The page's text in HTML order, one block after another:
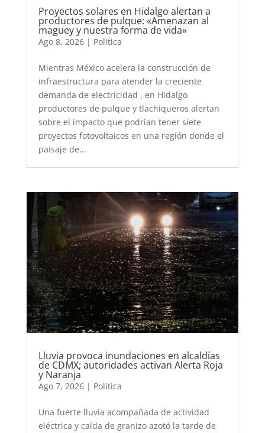
Proyectos solares en Hidalgo alertan a
productores de pulque: «Amenazan al
maguey y nuestra forma de vida»
Ago 8, 2026| Politica
Mientras México acelera la construcción de
infraestructura para atender la creciente
demanda de electricidad , en Hidalgo
productores de pulque y tlachiqueros alertan
sobre el impacto que podrían tener siete
proyectos fotovoltaicos en una región donde el
paisaje de...
Lluvia provoca inundaciones en alcaldías
de CDMX; autoridades activan Alerta Roja
y Naranja
Ago 7, 2026| Politica
Una fuerte lluvia acompañada de actividad
eléctrica y caída de granizo azotó la tarde de